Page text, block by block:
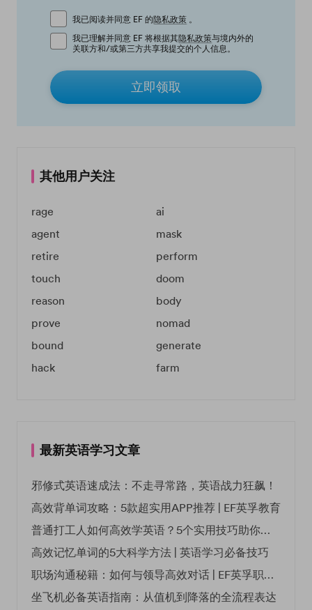
我已阅读并同意 EF 的隐私政策 。
我已理解并同意 EF 将根据其隐私政策与境内外的
关联方和/或第三方共享我提交的个人信息。
立即领取
其他用户关注
rage
ai
agent
mask
retire
perform
touch
doom
reason
body
prove
nomad
bound
generate
hack
farm
最新英语学习文章
邪修式英语速成法：不走寻常路，英语战力狂飙！
高效背单词攻略：5款超实用APP推荐 | EF英孚教育
普通打工人如何高效学英语？5个实用技巧助你突破职场瓶颈
高效记忆单词的5大科学方法 | 英语学习必备技巧
职场沟通秘籍：如何与领导高效对话 | EF英孚职场指南
坐飞机必备英语指南：从值机到降落的全流程表达